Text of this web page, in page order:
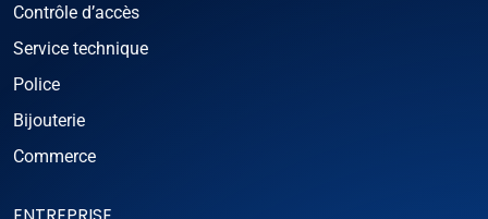
Contrôle d’accès
Service technique
Police
Bijouterie
Commerce